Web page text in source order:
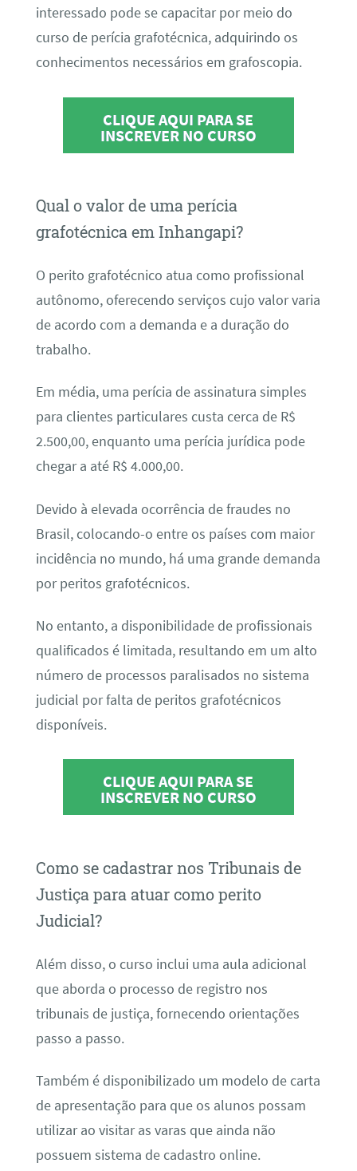
interessado pode se capacitar por meio do
curso de perícia grafotécnica, adquirindo os
conhecimentos necessários em grafoscopia.
CLIQUE AQUI PARA SE
INSCREVER NO CURSO
Qual o valor de uma perícia
grafotécnica em Inhangapi?
O perito grafotécnico atua como profissional
autônomo, oferecendo serviços cujo valor varia
de acordo com a demanda e a duração do
trabalho.
Em média, uma perícia de assinatura simples
para clientes particulares custa cerca de R$
2.500,00, enquanto uma perícia jurídica pode
chegar a até R$ 4.000,00.
Devido à elevada ocorrência de fraudes no
Brasil, colocando-o entre os países com maior
incidência no mundo, há uma grande demanda
por peritos grafotécnicos.
No entanto, a disponibilidade de profissionais
qualificados é limitada, resultando em um alto
número de processos paralisados no sistema
judicial por falta de peritos grafotécnicos
disponíveis.
CLIQUE AQUI PARA SE
INSCREVER NO CURSO
Como se cadastrar nos Tribunais de
Justiça para atuar como perito
Judicial?
Além disso, o curso inclui uma aula adicional
que aborda o processo de registro nos
tribunais de justiça, fornecendo orientações
passo a passo.
Também é disponibilizado um modelo de carta
de apresentação para que os alunos possam
utilizar ao visitar as varas que ainda não
possuem sistema de cadastro online.